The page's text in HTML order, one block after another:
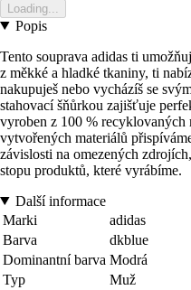
Loading...
Popis
Tento souprava adidas ti
z měkké a hladké tkaniny, ti
nakupuješ nebo vycházíš se
stahovací šňůrkou zajišťuje
vyroben z 100 %
vytvořených materiálů
závislosti na omezených
stopu produktů, které vyrábíme.
Další informace
Marki
adidas
Barva
dkblue
Dominantní barva Modrá
Typ
Muž